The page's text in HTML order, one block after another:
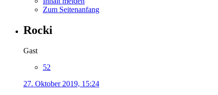
Zum Seitenanfang
Rocki
Gast
52
27. Oktober 2019, 15:24